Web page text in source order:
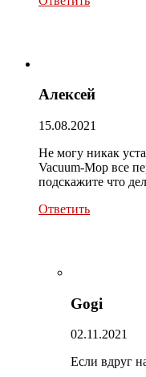
Алексей
15.08.2021
Не могу никак
Vacuum-Mop все
подскажите что
Ответить
Gogi
02.11.2021
Если вдруг